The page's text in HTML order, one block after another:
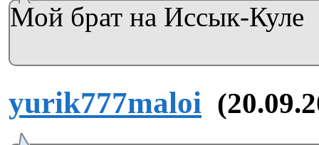
Мой брат на Иссык-Куле
yurik777maloi